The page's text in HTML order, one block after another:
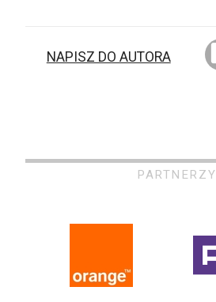
NAPISZ DO AUTORA
PARTNERZY